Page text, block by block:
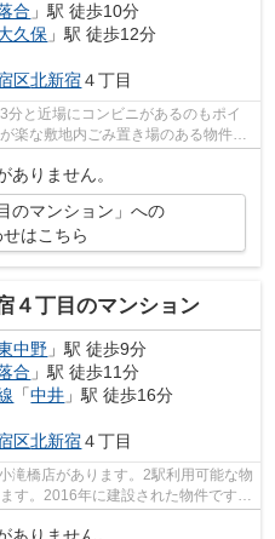
合 」駅 徒歩10分
久保 」駅 徒歩12分
区北新宿４丁目
分と近場にコンビニがあるのもポイ
楽な敷地内ごみ置き場のある物件が
ありません。
のマンション」への
はこちら
４丁目のマンション
中野 」駅 徒歩9分
合 」駅 徒歩11分
「中井 」駅 徒歩16分
区北新宿４丁目
滝橋店があります。2駅利用可能な物
す。2016年に建設された物件です。
ありません。